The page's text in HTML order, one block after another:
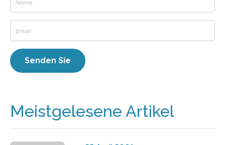
Meistgelesene Artikel